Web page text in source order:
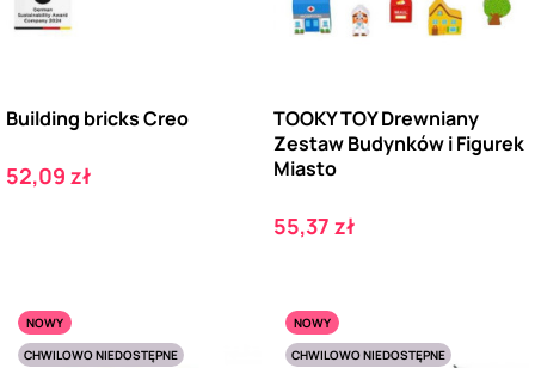
Building bricks Creo
Cena
52,09 zł
TOOKY TOY Drewniany
Zestaw Budynków i Figurek
Miasto
Cena
55,37 zł
NOWY
CHWILOWO NIEDOSTĘPNE
NOWY
CHWILOWO NIEDOSTĘPNE